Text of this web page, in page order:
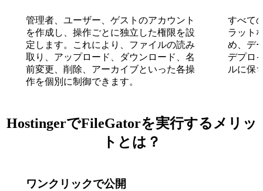
管理者、ユーザー、ゲストのアカウント
を作成し、操作ごとに独立した権限を設
定します。これにより、ファイルの読み
取り、アップロード、ダウンロード、名
前変更、削除、アーカイブといった各操
作を個別に制御できます。
すべて
ラット
め、デ
デプロ
ルに保
HostingerでFileGatorを実行するメリッ
トとは？
ワンクリックで公開